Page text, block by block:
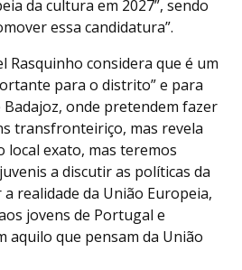
da cultura em 2027”, sendo
essa candidatura”.
Rasquinho considera que é um
para o distrito” e para
Badajoz, onde pretendem fazer
transfronteiriço, mas revela
local exato, mas teremos
a discutir as políticas da
realidade da União Europeia,
jovens de Portugal e
aquilo que pensam da União